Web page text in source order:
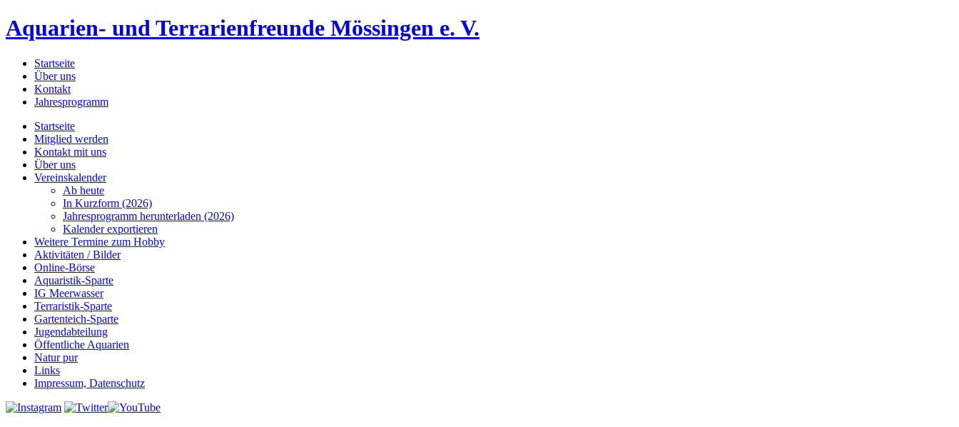
Aquarien- und Terrarienfreunde Mössingen e. V.
Startseite
Über uns
Kontakt
Jahresprogramm
Startseite
Mitglied werden
Kontakt mit uns
Über uns
Vereinskalender
Ab heute
In Kurzform (2026)
Jahresprogramm herunterladen (2026)
Kalender exportieren
Weitere Termine zum Hobby
Aktivitäten / Bilder
Online-Börse
Aquaristik-Sparte
IG Meerwasser
Terraristik-Sparte
Gartenteich-Sparte
Jugendabteilung
Öffentliche Aquarien
Natur pur
Links
Impressum, Datenschutz